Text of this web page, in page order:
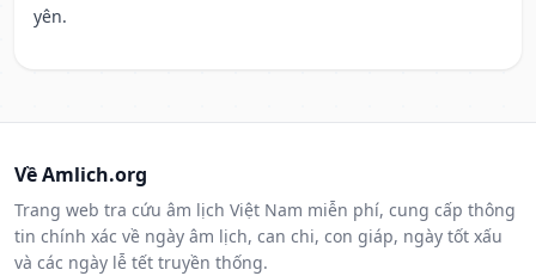
yên.
Về Amlich.org
Trang web tra cứu âm lịch Việt Nam miễn phí, cung cấp thông
tin chính xác về ngày âm lịch, can chi, con giáp, ngày tốt xấu
và các ngày lễ tết truyền thống.